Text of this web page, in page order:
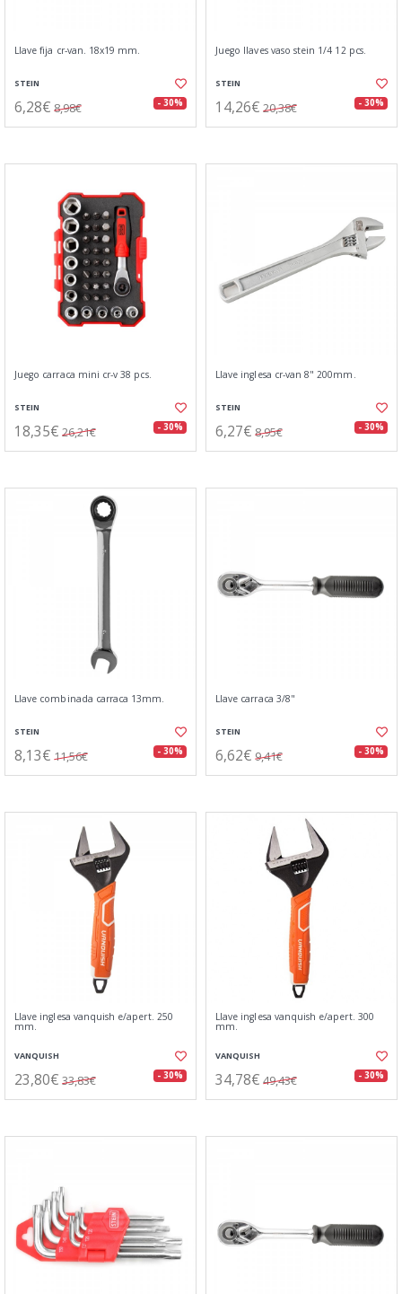
Llave fija cr-van. 18x19 mm.
STEIN
6,28€ 8,98€ - 30%
Juego llaves vaso stein 1/4 12 pcs.
STEIN
14,26€ 20,38€ - 30%
Juego carraca mini cr-v 38 pcs.
STEIN
18,35€ 26,21€ - 30%
Llave inglesa cr-van 8" 200mm.
STEIN
6,27€ 8,95€ - 30%
Llave combinada carraca 13mm.
STEIN
8,13€ 11,56€ - 30%
Llave carraca 3/8"
STEIN
6,62€ 9,41€ - 30%
Llave inglesa vanquish e/apert. 250
mm.
VANQUISH
23,80€ 33,83€ - 30%
Llave inglesa vanquish e/apert. 300
mm.
VANQUISH
34,78€ 49,43€ - 30%